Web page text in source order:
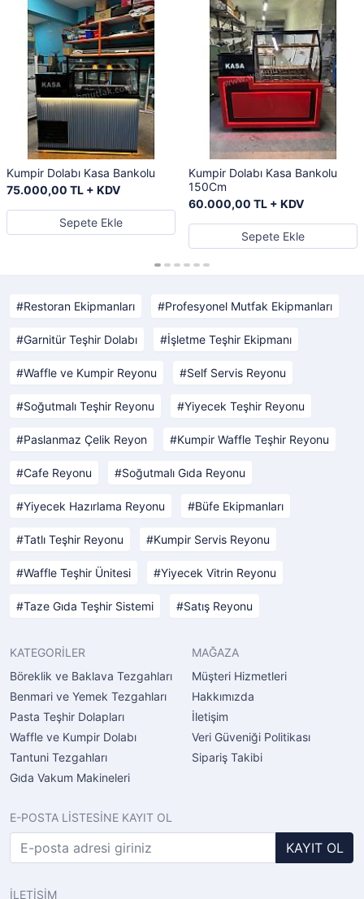
Kumpir Dolabı Kasa Bankolu
75.000,00 TL + KDV
Sepete Ekle
Kumpir Dolabı Kasa Bankolu
150Cm
60.000,00 TL + KDV
Sepete Ekle
Restoran Ekipmanları Profesyonel Mutfak Ekipmanları
Garnitür Teşhir Dolabı İşletme Teşhir Ekipmanı
Waffle ve Kumpir Reyonu Self Servis Reyonu
Soğutmalı Teşhir Reyonu Yiyecek Teşhir Reyonu
Paslanmaz Çelik Reyon Kumpir Waffle Teşhir Reyonu
Cafe Reyonu Soğutmalı Gıda Reyonu
Yiyecek Hazırlama Reyonu Büfe Ekipmanları
Tatlı Teşhir Reyonu Kumpir Servis Reyonu
Waffle Teşhir Ünitesi Yiyecek Vitrin Reyonu
Taze Gıda Teşhir Sistemi Satış Reyonu
KATEGORİLER
Böreklik ve Baklava Tezgahları
Benmari ve Yemek Tezgahları
Pasta Teşhir Dolapları
Waffle ve Kumpir Dolabı
Tantuni Tezgahları
Gıda Vakum Makineleri
MAĞAZA
Müşteri Hizmetleri
Hakkımızda
İletişim
Veri Güveniği Politikası
Sipariş Takibi
E-POSTA LİSTESİNE KAYIT OL
KAYIT OL
İLETİŞİM